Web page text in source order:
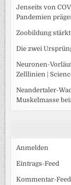
Jenseits von
Pandemien
Zoobildung
Die zwei
Neuronen-
Zelllinien |
Neandertaler-
Muskelmasse
Anmelden
Eintrags-Feed
Kommentar-Feed